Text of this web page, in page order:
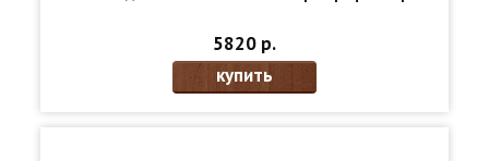
5820 р.
купить